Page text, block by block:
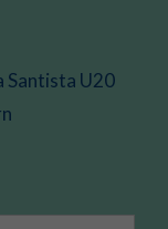
Santista U20